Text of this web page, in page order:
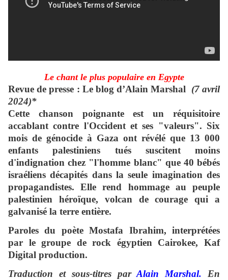
Le chant le plus populaire en Egypte
Revue de presse : Le blog d’Alain Marshal
(7 avril
2024)*
Cette chanson poignante est un réquisitoire
accablant contre l'Occident et ses "valeurs". Six
mois de génocide à Gaza ont révélé que 13 000
enfants palestiniens tués suscitent moins
d'indignation chez "l'homme blanc" que 40 bébés
israéliens décapités dans la seule imagination des
propagandistes. Elle rend hommage au peuple
palestinien héroïque, volcan de courage qui a
galvanisé la terre entière.
Paroles du poète Mostafa Ibrahim, interprétées
par le groupe de rock égyptien Cairokee, Kaf
Digital production.
Traduction et sous-titres parAlain Marshal. En